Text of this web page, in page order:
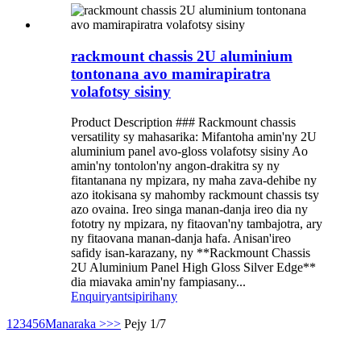
rackmount chassis 2U aluminium
tontonana avo mamirapiratra
volafotsy sisiny
Product Description ### Rackmount chassis
versatility sy mahasarika: Mifantoha amin'ny 2U
aluminium panel avo-gloss volafotsy sisiny Ao
amin'ny tontolon'ny angon-drakitra sy ny
fitantanana ny mpizara, ny maha zava-dehibe ny
azo itokisana sy mahomby rackmount chassis tsy
azo ovaina. Ireo singa manan-danja ireo dia ny
fototry ny mpizara, ny fitaovan'ny tambajotra, ary
ny fitaovana manan-danja hafa. Anisan'ireo
safidy isan-karazany, ny **Rackmount Chassis
2U Aluminium Panel High Gloss Silver Edge**
dia miavaka amin'ny fampiasany...
Enquiryantsipirihany
1 23456Manaraka >>> Pejy 1/7